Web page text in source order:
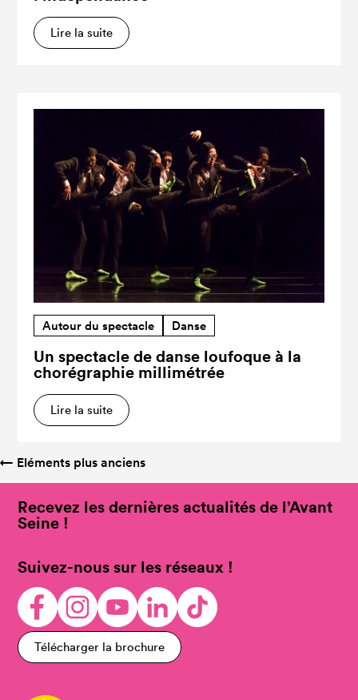
Lire la suite
Autour du spectacle Danse
Un spectacle de danse loufoque à la
chorégraphie millimétrée
Lire la suite
← Eléments plus anciens
Recevez les dernières actualités de l’Avant
Seine !
Suivez-nous sur les réseaux !
Télécharger la brochure